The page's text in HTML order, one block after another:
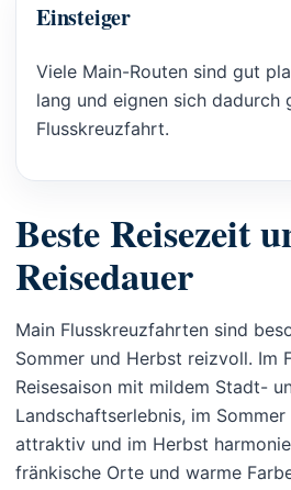
Einsteiger
Viele Main-Routen sind gut
lang und eignen sich dadurch
Flusskreuzfahrt.
Beste Reisezeit
Reisedauer
Main Flusskreuzfahrten sind
Sommer und Herbst reizvoll. Im
Reisesaison mit mildem Stadt-
Landschaftserlebnis, im
attraktiv und im Herbst
fränkische Orte und warme